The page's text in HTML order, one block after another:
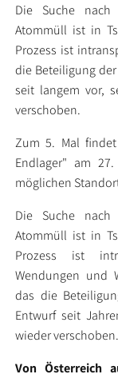
Die Suche nach
Atommüll ist in
Prozess ist
die Beteiligung
seit langem vor,
verschoben.
Zum 5. Mal
Endlager" am
möglichen
Die Suche nach
Atommüll ist in
Prozess ist
Wendungen und
das die
Entwurf seit
wieder verschoben.
Von Österreich